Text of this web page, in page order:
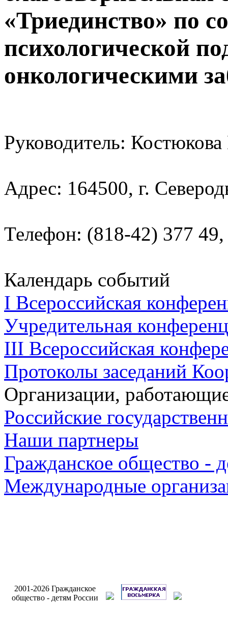
«Триединство» по
психологической
онкологическими
Руководитель:
Адрес: 164500, г.
Телефон: (818-42) 377
Календарь событий
I Всероссийская
Учредительная
III Всероссийская
Протоколы заседаний
Организации,
Российские
Наши партнеры
Гражданское общество -
Международные
2001-2026 Гражданское
общество - детям России